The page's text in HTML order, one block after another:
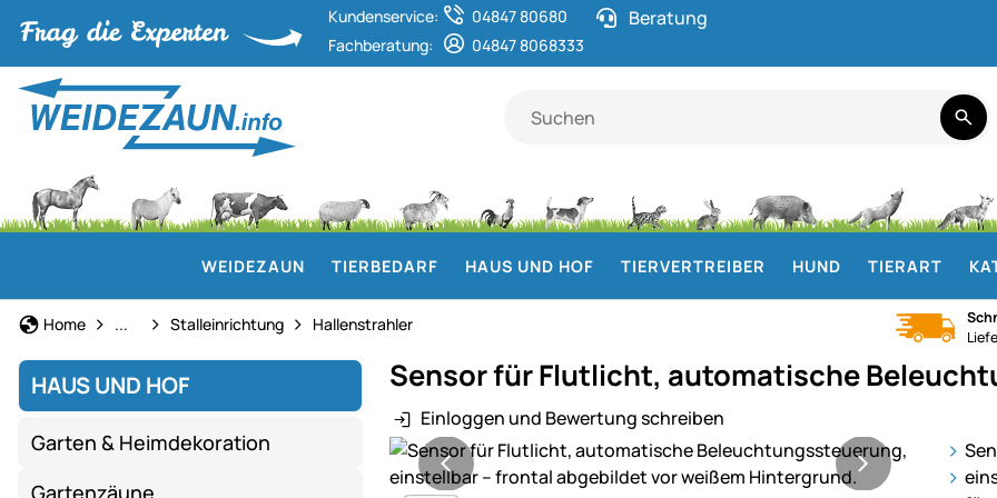
Kundenservice:
04847 80680
Fachberatung:
04847 8068333
Beratung
WEIDEZAUN TIERBEDARF HAUS UND HOF TIERVERTREIBER HUND TIERART
Home Stall- & Tierzuchtbedarf
... Stalleinrichtung Hallenstrahler
HAUS UND HOF
Garten & Heimdekoration
Gartenzäune
Sensor für Flutlicht, automatische
Einloggen und Bewertung schreiben
Produktgalerie